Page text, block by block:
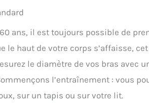
ans, il est toujours possible de
le haut de votre corps s’affaisse,
le diamètre de vos bras avec
l’entraînement : vous
sur un tapis ou sur votre lit.